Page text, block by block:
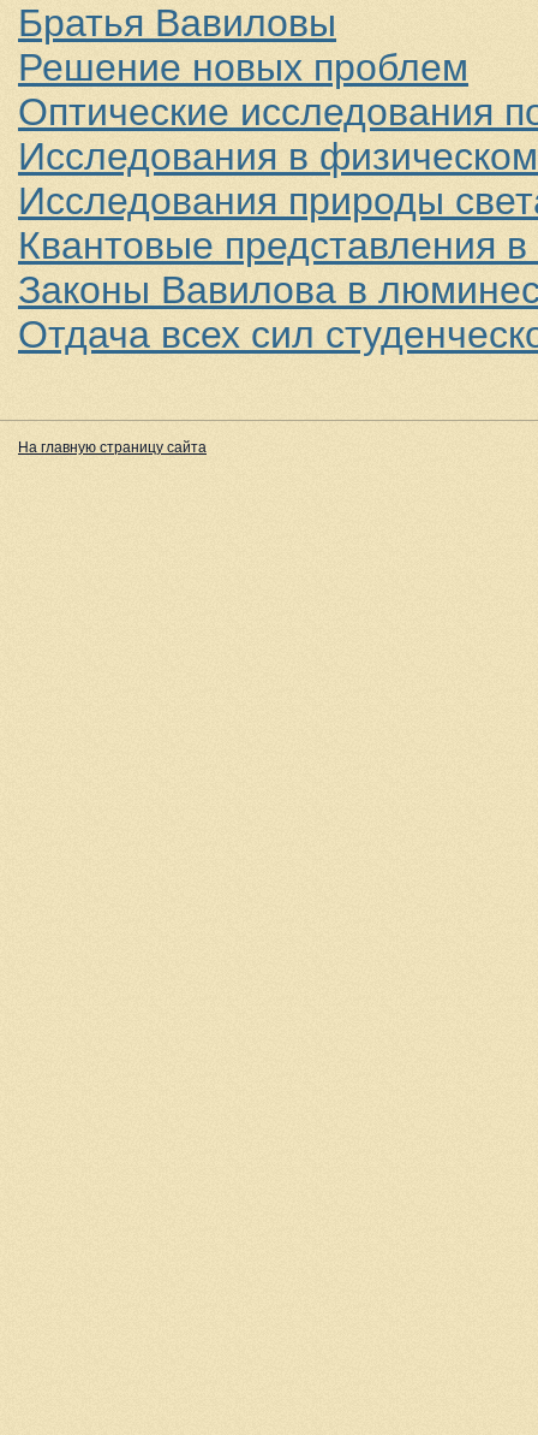
Братья Вавиловы
Решение новых проблем
Оптические исследования
Исследования в
Исследования природы
Квантовые представления в
Законы Вавилова в
Отдача всех сил
На главную страницу сайта